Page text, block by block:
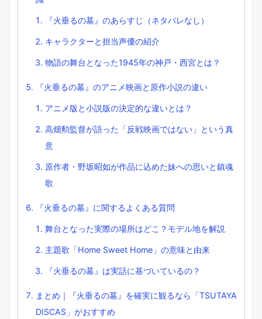
『火垂るの墓』のあらすじ（ネタバレなし）
キャラクターと担当声優の紹介
物語の舞台となった1945年の神戸・西宮とは？
『火垂るの墓』のアニメ映画と原作小説の違い
アニメ版と小説版の決定的な違いとは？
高畑勲監督が語った「反戦映画ではない」という真
意
原作者・野坂昭如が作品に込めた妹への思いと鎮魂
歌
『火垂るの墓』に関するよくある質問
舞台となった実際の場所はどこ？モデル地を解説
主題歌「Home Sweet Home」の意味と由来
『火垂るの墓』は実話に基づいているの？
まとめ｜『火垂るの墓』を確実に観るなら「TSUTAYA
DISCAS」がおすすめ